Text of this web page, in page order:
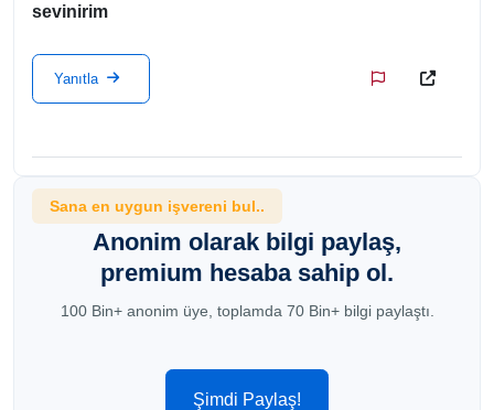
sevinirim
Yanıtla
Sana en uygun işvereni bul..
Anonim olarak bilgi paylaş,
premium hesaba sahip ol.
100 Bin+ anonim üye, toplamda 70 Bin+ bilgi paylaştı.
Şimdi Paylaş!